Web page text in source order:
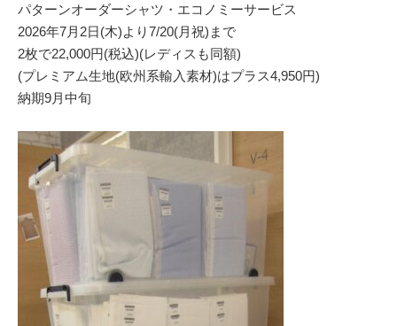
パターンオーダーシャツ・エコノミーサービス
2026年7月2日(木)より7/20(月祝)まで
2枚で22,000円(税込)(レディスも同額)
(プレミアム生地(欧州系輸入素材)はプラス4,950円)
納期9月中旬